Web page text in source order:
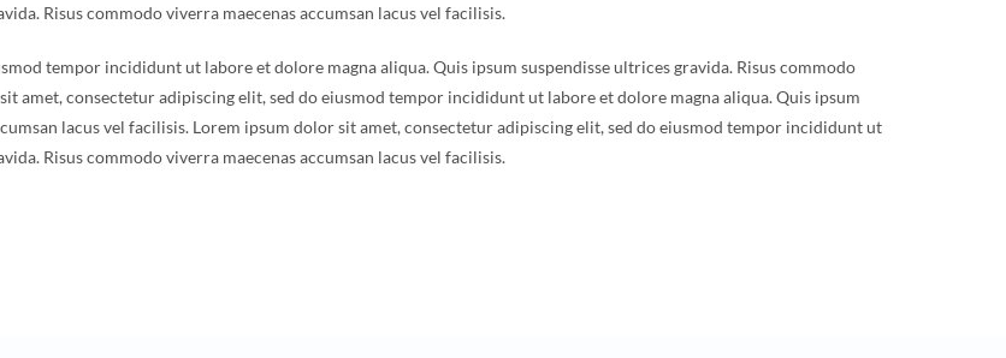
Risus commodo viverra maecenas accumsan lacus vel facilisis.
tempor incididunt ut labore et dolore magna aliqua. Quis ipsum suspendisse ultrices gravida. Risus commodo
amet, consectetur adipiscing elit, sed do eiusmod tempor incididunt ut labore et dolore magna aliqua. Quis ipsum
lacus vel facilisis. Lorem ipsum dolor sit amet, consectetur adipiscing elit, sed do eiusmod tempor incididunt ut
Risus commodo viverra maecenas accumsan lacus vel facilisis.